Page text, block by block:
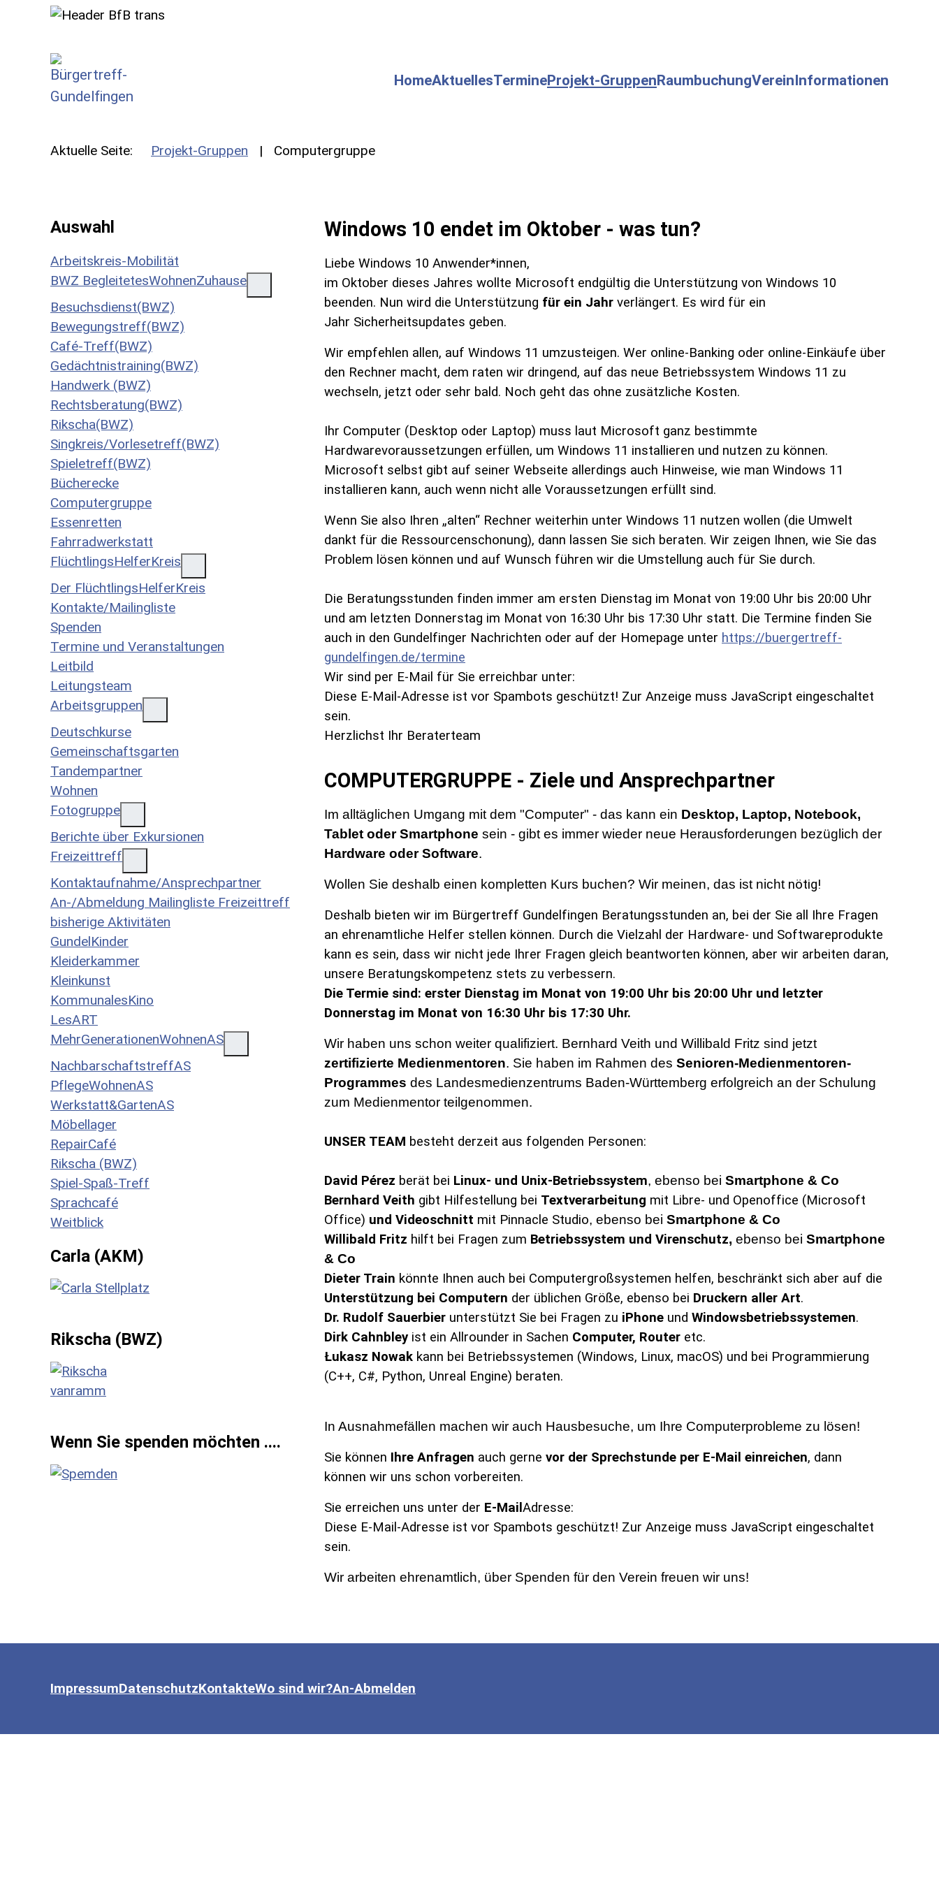
SKIP TO MAIN CONTENT
HomeAktuellesTermineProjekt-GruppenRaumbuchungVereinInformationen
Aktuelle Seite: Projekt-Gruppen Computergruppe
Auswahl
Arbeitskreis-Mobilität
BWZ BegleitetesWohnenZuhause
Besuchsdienst(BWZ)
Bewegungstreff(BWZ)
Café-Treff(BWZ)
Gedächtnistraining(BWZ)
Handwerk (BWZ)
Rechtsberatung(BWZ)
Rikscha(BWZ)
Singkreis/Vorlesetreff(BWZ)
Spieletreff(BWZ)
Bücherecke
Computergruppe
Essenretten
Fahrradwerkstatt
FlüchtlingsHelferKreis
Der FlüchtlingsHelferKreis
Kontakte/Mailingliste
Spenden
Termine und Veranstaltungen
Leitbild
Leitungsteam
Arbeitsgruppen
Deutschkurse
Gemeinschaftsgarten
Tandempartner
Wohnen
Fotogruppe
Berichte über Exkursionen
Freizeittreff
Kontaktaufnahme/Ansprechpartner
An-/Abmeldung Mailingliste Freizeittreff
bisherige Aktivitäten
GundelKinder
Kleiderkammer
Kleinkunst
KommunalesKino
LesART
MehrGenerationenWohnenAS
NachbarschaftstreffAS
PflegeWohnenAS
Werkstatt&GartenAS
Möbellager
RepairCafé
Rikscha (BWZ)
Spiel-Spaß-Treff
Sprachcafé
Weitblick
Carla (AKM)
Rikscha (BWZ)
Wenn Sie spenden möchten ....
Windows 10 endet im Oktober - was tun?
Liebe Windows 10 Anwender*innen,
im Oktober dieses Jahres wollte Microsoft endgültig die Unterstützung von Windows 10
beenden. Nun wird die Unterstützung für ein Jahr verlängert. Es wird für ein
Jahr Sicherheitsupdates geben.
Wir empfehlen allen, auf Windows 11 umzusteigen. Wer online-Banking oder online-Einkäufe über
den Rechner macht, dem raten wir dringend, auf das neue Betriebssystem Windows 11 zu
wechseln, jetzt oder sehr bald. Noch geht das ohne zusätzliche Kosten.
Ihr Computer (Desktop oder Laptop) muss laut Microsoft ganz bestimmte
Hardwarevoraussetzungen erfüllen, um Windows 11 installieren und nutzen zu können.
Microsoft selbst gibt auf seiner Webseite allerdings auch Hinweise, wie man Windows 11
installieren kann, auch wenn nicht alle Voraussetzungen erfüllt sind.
Wenn Sie also Ihren „alten“ Rechner weiterhin unter Windows 11 nutzen wollen (die Umwelt
dankt für die Ressourcenschonung), dann lassen Sie sich beraten. Wir zeigen Ihnen, wie Sie das
Problem lösen können und auf Wunsch führen wir die Umstellung auch für Sie durch.
Die Beratungsstunden finden immer am ersten Dienstag im Monat von 19:00 Uhr bis 20:00 Uhr
und am letzten Donnerstag im Monat von 16:30 Uhr bis 17:30 Uhr statt. Die Termine finden Sie
auch in den Gundelfinger Nachrichten oder auf der Homepage unter https://buergertreff-
gundelfingen.de/termine
Wir sind per E-Mail für Sie erreichbar unter:
Diese E-Mail-Adresse ist vor Spambots geschützt! Zur Anzeige muss JavaScript eingeschaltet
sein.
Herzlichst Ihr Beraterteam
COMPUTERGRUPPE - Ziele und Ansprechpartner
Im alltäglichen Umgang mit dem "Computer" - das kann ein Desktop, Laptop, Notebook,
Tablet oder Smartphone sein - gibt es immer wieder neue Herausforderungen bezüglich der
Hardware oder Software.
Wollen Sie deshalb einen kompletten Kurs buchen? Wir meinen, das ist nicht nötig!
Deshalb bieten wir im Bürgertreff Gundelfingen Beratungsstunden an, bei der Sie all Ihre Fragen
an ehrenamtliche Helfer stellen können. Durch die Vielzahl der Hardware- und Softwareprodukte
kann es sein, dass wir nicht jede Ihrer Fragen gleich beantworten können, aber wir arbeiten daran,
unsere Beratungskompetenz stets zu verbessern.
Die Termie sind: erster Dienstag im Monat von 19:00 Uhr bis 20:00 Uhr und letzter
Donnerstag im Monat von 16:30 Uhr bis 17:30 Uhr.
Wir haben uns schon weiter qualifiziert. Bernhard Veith und Willibald Fritz sind jetzt
zertifizierte Medienmentoren. Sie haben im Rahmen des Senioren-Medienmentoren-
Programmes des Landesmedienzentrums Baden-Württemberg erfolgreich an der Schulung
zum Medienmentor teilgenommen.
UNSER TEAM besteht derzeit aus folgenden Personen:
David Pérez berät bei Linux- und Unix-Betriebssystem, ebenso bei Smartphone & Co
Bernhard Veith gibt Hilfestellung bei Textverarbeitung mit Libre- und Openoffice (Microsoft
Office) und Videoschnitt mit Pinnacle Studio, ebenso bei Smartphone & Co
Willibald Fritz hilft bei Fragen zum Betriebssystem und Virenschutz, ebenso bei Smartphone
& Co
Dieter Train könnte Ihnen auch bei Computergroßsystemen helfen, beschränkt sich aber auf die
Unterstützung bei Computern der üblichen Größe, ebenso bei Druckern aller Art.
Dr. Rudolf Sauerbier unterstützt Sie bei Fragen zu iPhone und Windowsbetriebssystemen.
Dirk Cahnbleyist ein Allrounder in Sachen Computer, Router etc.
Łukasz Nowak kann bei Betriebssystemen (Windows, Linux, macOS) und bei Programmierung
(C++, C#, Python, Unreal Engine) beraten.
In Ausnahmefällen machen wir auch Hausbesuche, um Ihre Computerprobleme zu lösen!
Sie können Ihre Anfragen auch gerne vor der Sprechstunde per E-Mail einreichen, dann
können wir uns schon vorbereiten.
Sie erreichen uns unter der E-Mail Adresse:
Diese E-Mail-Adresse ist vor Spambots geschützt! Zur Anzeige muss JavaScript eingeschaltet
sein.
Wir arbeiten ehrenamtlich, über Spenden für den Verein freuen wir uns!
ImpressumDatenschutzKontakteWo sind wir?An-Abmelden